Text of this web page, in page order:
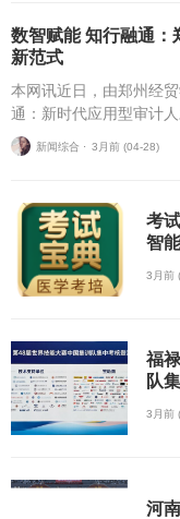
数智赋能 知行融通：
新范式
本网讯近日，由郑州经
通：新时代应用型审计
校数智化审计人才培养
行业正加速向数...
新闻综合 ⋅ 3月前 (04-28)
考
智
3月前
福
队
3月前
河